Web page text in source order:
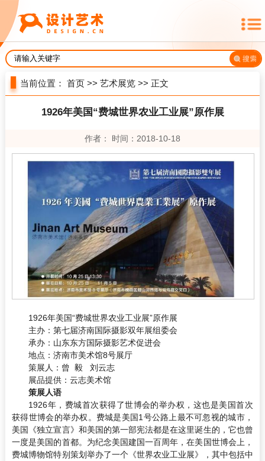
当前位置：首页 >>艺术展览 >> 正文
1926年美国“费城世界农业工业展”原作展
作者： 时间：2018-10-18
1926年美国“费城世界农业工业展”原作展
主办：第七届济南国际摄影双年展组委会
承办： 山东东方国际摄影艺术促进会
地点：济南市美术馆8号展厅
策展人： 曾 毅 刘云志
展品提供：云志美术馆
策展人语
1926年，费城首次获得了世博会的举办权，这也是美国首次
获得世博会的举办权。费城是美国1号公路上最不可忽视的城市，
美国《独立宣言》和美国的第一部宪法都是在这里诞生的，它也曾
一度是美国的首都。为纪念美国建国一百周年，在美国世博会上，
费城博物馆特别策划举办了一个《世界农业工业展》，其中包括中